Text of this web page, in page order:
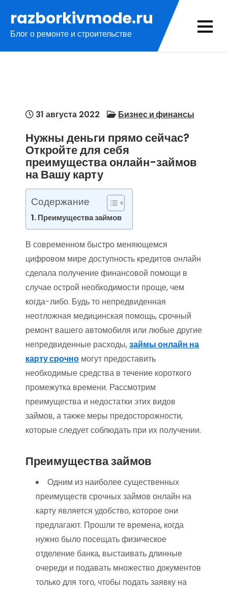
содержимому
razborkivmode.ru
Блог о ремонте и строительстве
31 августа 2022 Бизнес и финансы
Нужны деньги прямо сейчас?
Откройте для себя
преимущества онлайн-займов
на Вашу карту
Содержание
Преимущества займов
В современном быстро меняющемся
цифровом мире доступность кредитов онлайн
сделала получение финансовой помощи в
случае острой необходимости проще, чем
когда-либо. Будь то непредвиденная
неотложная медицинская помощь, срочный
ремонт вашего автомобиля или любые другие
непредвиденные расходы,займы онлайн на
карту срочно могут предоставить
необходимые средства в течение короткого
промежутка времени. Рассмотрим
преимущества и недостатки этих видов
займов, а также меры предосторожности,
которые следует соблюдать при их получении.
Преимущества займов
Одним из наиболее существенных
преимуществ срочных займов онлайн на
карту является удобство, которое они
предлагают. Прошли те времена, когда
нужно было посещать физическое
отделение банка, выстаивать длинные
очереди и подавать множество документов
только для того, чтобы подать заявку на